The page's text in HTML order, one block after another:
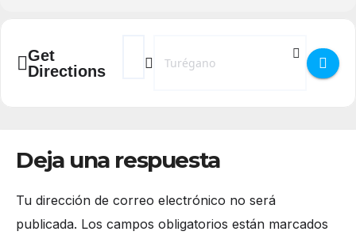
Get
Directions
Address - Una noche en el castillo de
Destination Address - Una noche en
Deja una respuesta
Tu dirección de correo electrónico no será
publicada. Los campos obligatorios están marcados